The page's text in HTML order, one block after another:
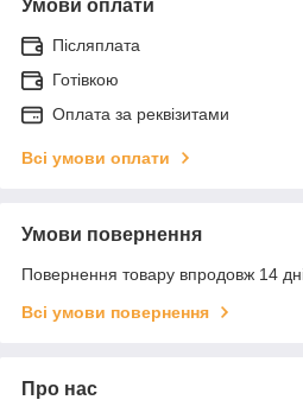
Умови оплати
Післяплата
Готівкою
Оплата за реквізитами
Всі умови оплати
Умови повернення
Повернення товару впродовж 14
Всі умови повернення
Про нас